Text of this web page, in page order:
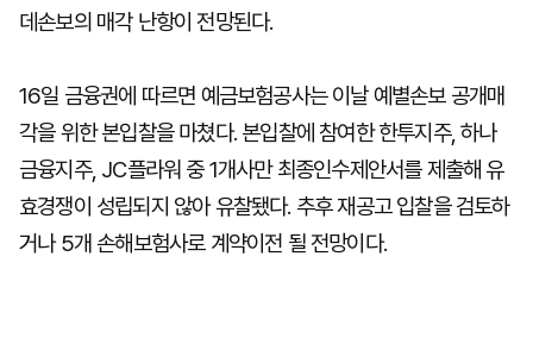
데손보의 매각 난항이 전망된다.
16일 금융권에 따르면 예금보험공사는 이날 예별손보 공개매
각을 위한 본입찰을 마쳤다. 본입찰에 참여한 한투지주, 하나
금융지주, JC플라워 중 1개사만 최종인수제안서를 제출해 유
효경쟁이 성립되지 않아 유찰됐다. 추후 재공고 입찰을 검토하
거나 5개 손해보험사로 계약이전 될 전망이다.